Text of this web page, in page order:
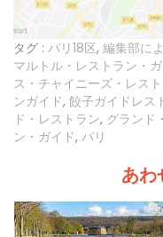
タグ : パリ18区, 編集部に
マルトル・レストラン・
ス・チャイニーズ・レス
ンガイド, 餃子ガイドレス
ド・レストラン, グランド
ン・ガイド, パリ
あわ